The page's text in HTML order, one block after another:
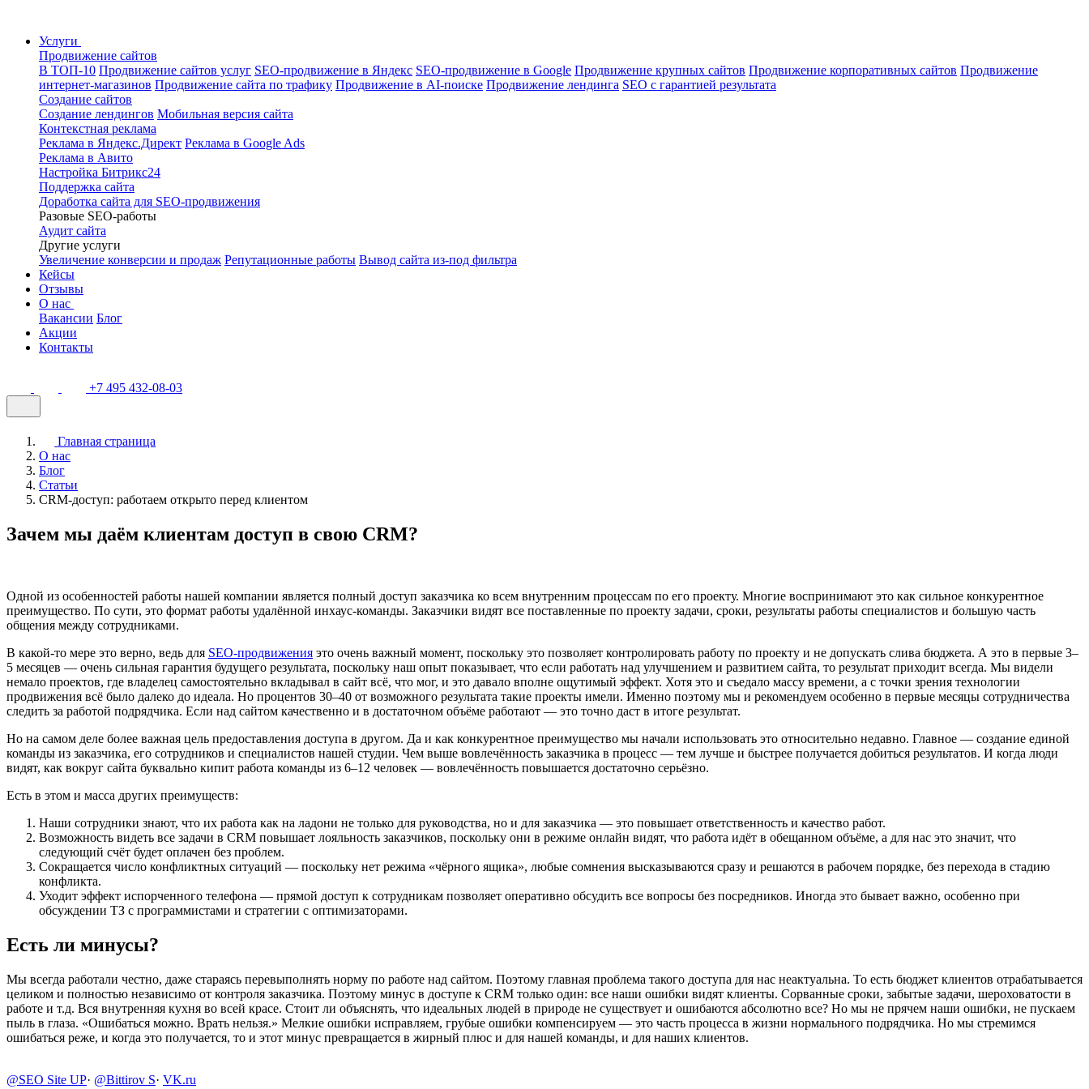
Услуги
Продвижение сайтов
В ТОП-10 Продвижение сайтов услуг SEO-продвижение в Яндекс SEO-продвижение в Google Продвижение крупных сайтов Продвижение корпоративных сайтов Продвижение
интернет-магазинов Продвижение сайта по трафику Продвижение в AI-поиске Продвижение лендинга SEO с гарантией результата
Создание сайтов
Создание лендингов Мобильная версия сайта
Контекстная реклама
Реклама в Яндекс.Директ Реклама в Google Ads
Реклама в Авито
Настройка Битрикс24
Поддержка сайта
Доработка сайта для SEO-продвижения
Разовые SEO-работы
Аудит сайта
Другие услуги
Увеличение конверсии и продаж Репутационные работы Вывод сайта из-под фильтра
Кейсы
Отзывы
О нас
Вакансии Блог
Акции
Контакты
+7 495 432-08-03
Главная страница
О нас
Блог
Статьи
CRM-доступ: работаем открыто перед клиентом
Зачем мы даём клиентам доступ в свою CRM?
Одной из особенностей работы нашей компании является полный доступ заказчика ко всем внутренним процессам по его проекту. Многие воспринимают это как сильное конкурентное
преимущество. По сути, это формат работы удалённой инхаус-команды. Заказчики видят все поставленные по проекту задачи, сроки, результаты работы специалистов и большую часть
общения между сотрудниками.
В какой-то мере это верно, ведь для SEO-продвижения это очень важный момент, поскольку это позволяет контролировать работу по проекту и не допускать слива бюджета. А это в первые 3–
5 месяцев — очень сильная гарантия будущего результата, поскольку наш опыт показывает, что если работать над улучшением и развитием сайта, то результат приходит всегда. Мы видели
немало проектов, где владелец самостоятельно вкладывал в сайт всё, что мог, и это давало вполне ощутимый эффект. Хотя это и съедало массу времени, а с точки зрения технологии
продвижения всё было далеко до идеала. Но процентов 30–40 от возможного результата такие проекты имели. Именно поэтому мы и рекомендуем особенно в первые месяцы сотрудничества
следить за работой подрядчика. Если над сайтом качественно и в достаточном объёме работают — это точно даст в итоге результат.
Но на самом деле более важная цель предоставления доступа в другом. Да и как конкурентное преимущество мы начали использовать это относительно недавно. Главное — создание единой
команды из заказчика, его сотрудников и специалистов нашей студии. Чем выше вовлечённость заказчика в процесс — тем лучше и быстрее получается добиться результатов. И когда люди
видят, как вокруг сайта буквально кипит работа команды из 6–12 человек — вовлечённость повышается достаточно серьёзно.
Есть в этом и масса других преимуществ:
Наши сотрудники знают, что их работа как на ладони не только для руководства, но и для заказчика — это повышает ответственность и качество работ.
Возможность видеть все задачи в CRM повышает лояльность заказчиков, поскольку они в режиме онлайн видят, что работа идёт в обещанном объёме, а для нас это значит, что
следующий счёт будет оплачен без проблем.
Сокращается число конфликтных ситуаций — поскольку нет режима «чёрного ящика», любые сомнения высказываются сразу и решаются в рабочем порядке, без перехода в стадию
конфликта.
Уходит эффект испорченного телефона — прямой доступ к сотрудникам позволяет оперативно обсудить все вопросы без посредников. Иногда это бывает важно, особенно при
обсуждении ТЗ с программистами и стратегии с оптимизаторами.
Есть ли минусы?
Мы всегда работали честно, даже стараясь перевыполнять норму по работе над сайтом. Поэтому главная проблема такого доступа для нас неактуальна. То есть бюджет клиентов отрабатывается
целиком и полностью независимо от контроля заказчика. Поэтому минус в доступе к CRM только один: все наши ошибки видят клиенты. Сорванные сроки, забытые задачи, шероховатости в
работе и т.д. Вся внутренняя кухня во всей красе. Стоит ли объяснять, что идеальных людей в природе не существует и ошибаются абсолютно все? Но мы не прячем наши ошибки, не пускаем
пыль в глаза. «Ошибаться можно. Врать нельзя.» Мелкие ошибки исправляем, грубые ошибки компенсируем — это часть процесса в жизни нормального подрядчика. Но мы стремимся
ошибаться реже, и когда это получается, то и этот минус превращается в жирный плюс и для нашей команды, и для наших клиентов.
@SEO Site UP· @Bittirov S· VK.ru